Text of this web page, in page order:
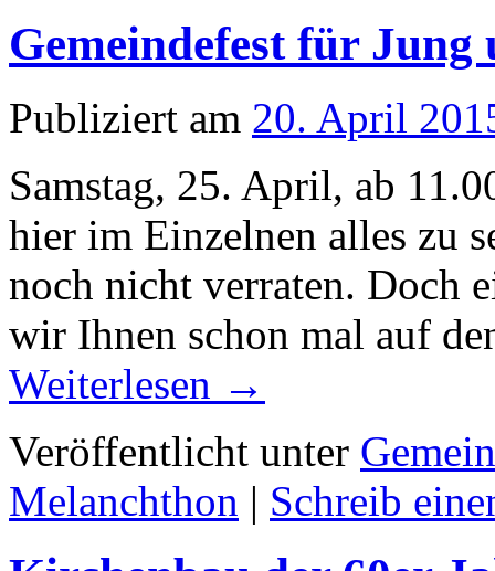
Gemeindefest für Jung
Publiziert am 20. April
Samstag, 25. April, ab
hier im Einzelnen alles zu
noch nicht verraten. Doch
wir Ihnen schon mal auf
Weiterlesen →
Veröffentlicht unter
Melanchthon | Schreib